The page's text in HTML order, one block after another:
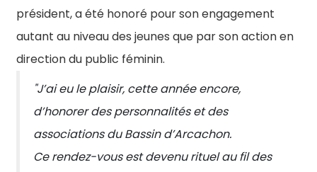
président, a été honoré pour son engagement
autant au niveau des jeunes que par son action en
direction du public féminin.
"J’ai eu le plaisir, cette année encore,
d’honorer des personnalités et des
associations du Bassin d’Arcachon.
Ce rendez-vous est devenu rituel au fil des